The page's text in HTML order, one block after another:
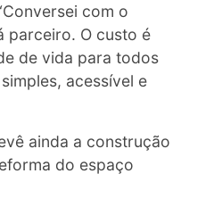
com o
parceiro. O custo é
de vida para todos
acessível e
ainda a construção
do espaço